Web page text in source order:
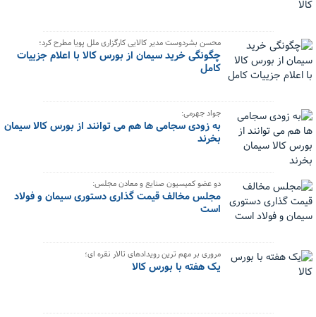
محسن بشردوست مدیر کالایی کارگزاری ملل پویا مطرح کرد؛
چگونگی خرید سیمان از بورس کالا با اعلام جزییات
کامل
جواد جهرمی:
به زودی سجامی ها هم می توانند از بورس کالا سیمان
بخرند
دو عضو کمیسیون صنایع و معادن مجلس:
مجلس مخالف قیمت گذاری دستوری سیمان و فولاد
است
مروری بر مهم ترین رویدادهای تالار نقره ای؛
یک هفته با بورس کالا